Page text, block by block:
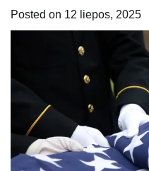
Posted on 12 liepos, 2025